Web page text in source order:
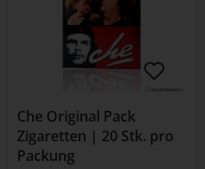
Che Original Pack
Zigaretten | 20 Stk. pro
Packung